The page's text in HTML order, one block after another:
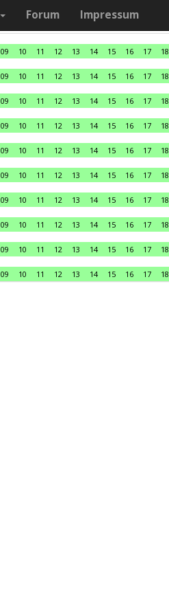
Forum Impressum
09 10 11 12 13 14 15 16 17 18
09 10 11 12 13 14 15 16 17 18
09 10 11 12 13 14 15 16 17 18
09 10 11 12 13 14 15 16 17 18
09 10 11 12 13 14 15 16 17 18
09 10 11 12 13 14 15 16 17 18
09 10 11 12 13 14 15 16 17 18
09 10 11 12 13 14 15 16 17 18
09 10 11 12 13 14 15 16 17 18
09 10 11 12 13 14 15 16 17 18